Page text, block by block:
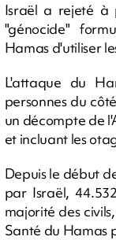
Israël a rejeté à
"génocide"
Hamas d'utiliser
L'attaque du
personnes du
un décompte de
et incluant les
Depuis le début
par Israël,
majorité des
Santé du Hamas